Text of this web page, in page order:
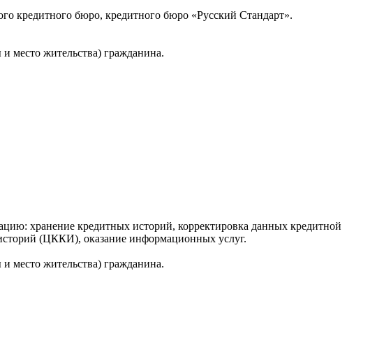
кредитного бюро, кредитного бюро «Русский Стандарт».
место жительства) гражданина.
хранение кредитных историй, корректировка данных кредитной
(ЦККИ), оказание информационных услуг.
место жительства) гражданина.